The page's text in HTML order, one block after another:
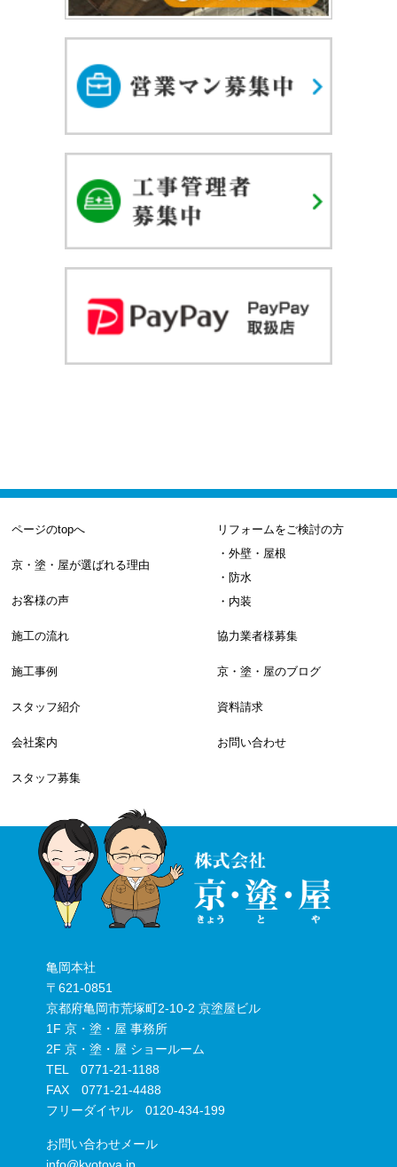
ページのtopへ
京・塗・屋が選ばれる理由
お客様の声
施工の流れ
リフォームをご検討の方
・外壁・屋根
・防水
・内装
施工事例
スタッフ紹介
会社案内
スタッフ募集
協力業者様募集
京・塗・屋のブログ
資料請求
お問い合わせ
亀岡本社
〒621-0851
京都府亀岡市荒塚町2-10-2 京塗屋ビル
1F 京・塗・屋 事務所
2F 京・塗・屋 ショールーム
TEL 0771-21-1188
FAX 0771-21-4488
フリーダイヤル 0120-434-199
お問い合わせメール